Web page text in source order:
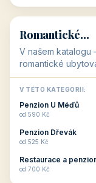
💕
Romantické
ubytování
V našem katalogu
romantické
jsou pro Vás
objekty, které svojí
stavbou, polohou
zaměřením nabízí
Romantické ...
V TÉTO KATEGORII:
Penzion U Méďů
od 590 Kč
Penzion Dřevák
od 525 Kč
od 700 Kč
👥